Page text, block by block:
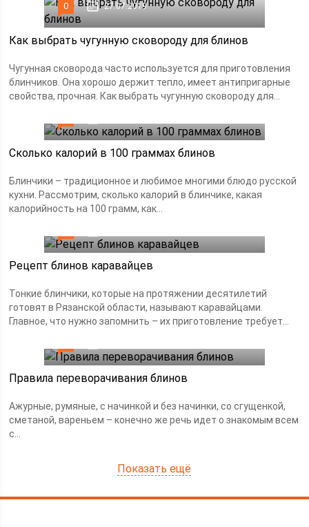
0 27.07.2019
Как выбрать чугунную сковороду для блинов
Чугунная сковорода часто используется для приготовления
блинчиков. Она хорошо держит тепло, имеет антипригарные
свойства, прочная. Как выбрать чугунную сковороду для...
Сколько калорий в 100 граммах блинов
Блинчики – традиционное и любимое многими блюдо русской
кухни. Рассмотрим, сколько калорий в блинчике, какая
калорийность на 100 грамм, как...
Рецепт блинов каравайцев
Тонкие блинчики, которые на протяжении десятилетий
готовят в Рязанской области, называют каравайцами.
Главное, что нужно запомнить – их приготовление требует...
Правила переворачивания блинов
Ажурные, румяные, с начинкой и без начинки, со сгущенкой,
сметаной, вареньем – конечно же речь идет о знакомым всем
с...
Показать ещё